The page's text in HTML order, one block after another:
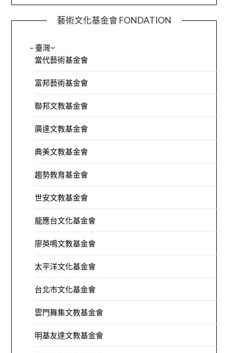
藝術文化基金會 FONDATION
– 臺灣
當代藝術基金會
富邦藝術基金會
聯邦文教基金會
廣達文教基金會
典美文教基金會
趨勢教育基金會
世安文教基金會
龍應台文化基金會
廖英鳴文教基金會
太平洋文化基金會
台北市文化基金會
雲門舞集文教基金會
明基友達文教基金會